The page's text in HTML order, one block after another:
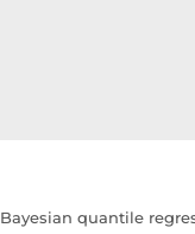
Bayesian quantile